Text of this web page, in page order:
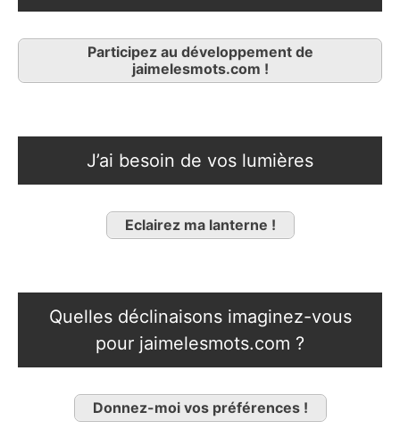
Participez au développement de
jaimelesmots.com !
J’ai besoin de vos lumières
Eclairez ma lanterne !
Quelles déclinaisons imaginez-vous
pour jaimelesmots.com ?
Donnez-moi vos préférences !